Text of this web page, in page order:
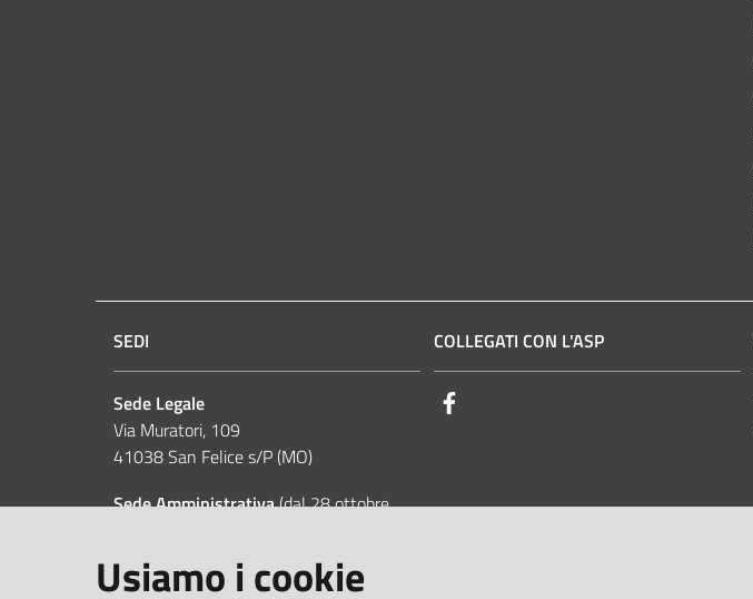
SEDI
Sede Legale
Via Muratori, 109
41038 San Felice s/P (MO)
Sede Amministrativa(dal 28 ottobre
Via Posta Vecchia, 30
41037 Mirandola (MO)
COLLEGATI CON L'ASP
Usiamo i cookie